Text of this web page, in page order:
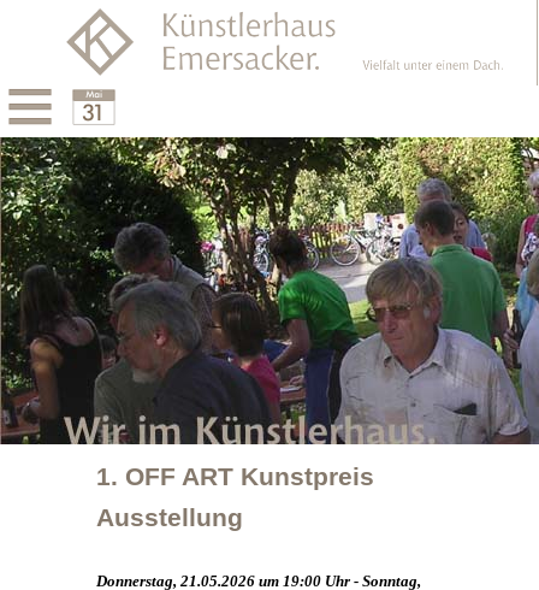
1. OFF ART Kunstpreis
Ausstellung
Donnerstag, 21.05.2026 um 19:00 Uhr - Sonntag,